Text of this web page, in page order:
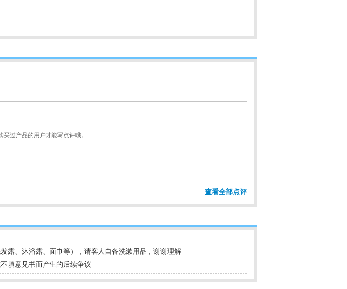
买过产品的用户才能写点评哦。
查看全部点评
露、沐浴露、面巾等），请客人自备洗漱用品，谢谢理解
填意见书而产生的后续争议